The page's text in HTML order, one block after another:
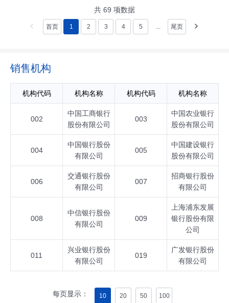
共 69 项数据
首页 1 2 3 4 5 ... 尾页
销售机构
机构代码 机构名称 机构代码 机构名称
002
中国工商银行
股份有限公司
003
中国农业银行
股份有限公司
004
中国银行股份
有限公司
005
中国建设银行
股份有限公司
006
交通银行股份
有限公司
007
招商银行股份
有限公司
008
中信银行股份
有限公司
009
上海浦东发展
银行股份有限
公司
011
兴业银行股份
有限公司
019
广发银行股份
有限公司
每页显示： 10 20 50 100